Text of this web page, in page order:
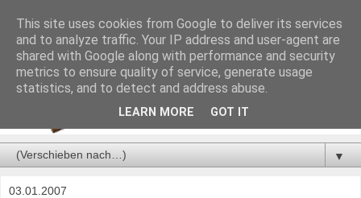
▼
03.01.2007
This site uses cookies from Google to deliver its services
and to analyze traffic. Your IP address and user-agent are
shared with Google along with performance and security
metrics to ensure quality of service, generate usage
statistics, and to detect and address abuse.
LEARN MORE GOT IT